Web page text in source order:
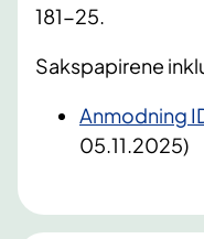
181-25.
Sakspapirene
Anmodning
05.11.2025)